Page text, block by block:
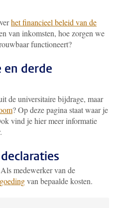
het financieel beleid van de
van inkomsten, hoe zorgen we
functioneert?
en derde
de universitaire bijdrage, maar
? Op deze pagina staat waar je
vind je hier meer informatie
medewerker van de
van bepaalde kosten.